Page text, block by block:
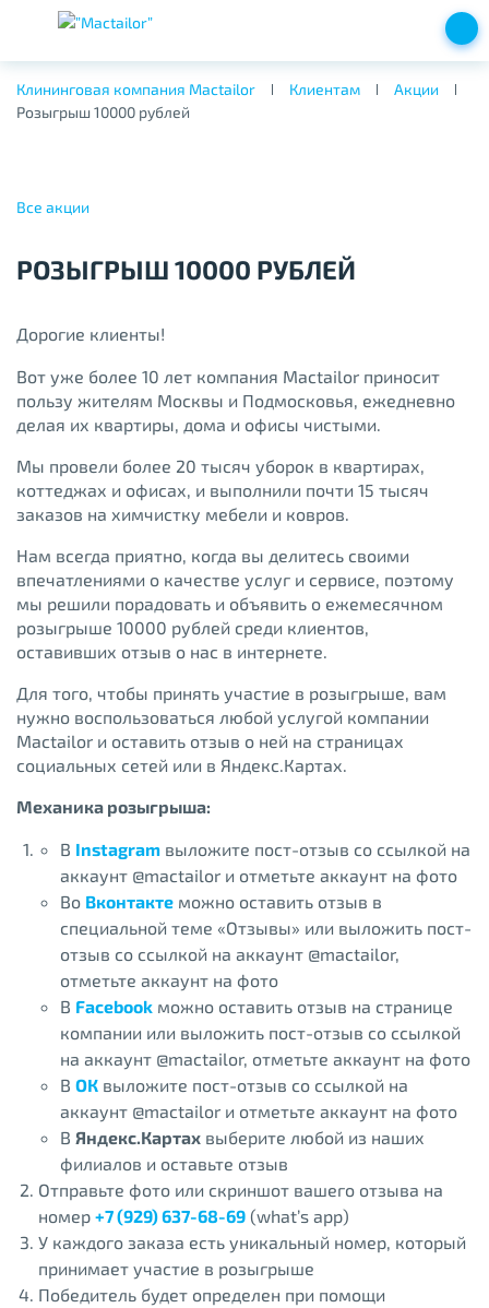
Клининговая компания Mactailor Клиентам
Акции
Розыгрыш 10000 рублей
Все акции
РОЗЫГРЫШ 10000 РУБЛЕЙ
Дорогие клиенты!
Вот уже более 10 лет компания Mactailor приносит
пользу жителям Москвы и Подмосковья, ежедневно
делая их квартиры, дома и офисы чистыми.
Мы провели более 20 тысяч уборок в квартирах,
коттеджах и офисах, и выполнили почти 15 тысяч
заказов на химчистку мебели и ковров.
Нам всегда приятно, когда вы делитесь своими
впечатлениями о качестве услуг и сервисе, поэтому
мы решили порадовать и объявить о ежемесячном
розыгрыше 10000 рублей среди клиентов,
оставивших отзыв о нас в интернете.
Для того, чтобы принять участие в розыгрыше, вам
нужно воспользоваться любой услугой компании
Mactailor и оставить отзыв о ней на страницах
социальных сетей или в Яндекс.Картах.
Механика розыгрыша:
В Instagram выложите пост-отзыв со ссылкой на
аккаунт @mactailor и отметьте аккаунт на фото
Во Вконтакте можно оставить отзыв в
специальной теме «Отзывы» или выложить пост-
отзыв со ссылкой на аккаунт @mactailor,
отметьте аккаунт на фото
В Facebook можно оставить отзыв на странице
компании или выложить пост-отзыв со ссылкой
на аккаунт @mactailor, отметьте аккаунт на фото
В ОК выложите пост-отзыв со ссылкой на
аккаунт @mactailor и отметьте аккаунт на фото
В Яндекс.Картах выберите любой из наших
филиалов и оставьте отзыв
Отправьте фото или скриншот вашего отзыва на
номер +7 (929) 637-68-69 (what’s app)
У каждого заказа есть уникальный номер, который
принимает участие в розыгрыше
Победитель будет определен при помощи